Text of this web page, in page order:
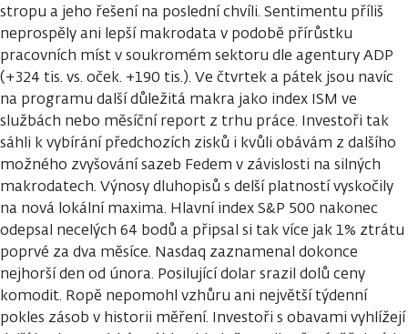
stropu a jeho řešení na poslední chvíli. Sentimentu příliš
neprospěly ani lepší makrodata v podobě přírůstku
pracovních míst v soukromém sektoru dle agentury ADP
(+324 tis. vs. oček. +190 tis.). Ve čtvrtek a pátek jsou navíc
na programu další důležitá makra jako index ISM ve
službách nebo měsíční report z trhu práce. Investoři tak
sáhli k vybírání předchozích zisků i kvůli obávám z dalšího
možného zvyšování sazeb Fedem v závislosti na silných
makrodatech. Výnosy dluhopisů s delší platností vyskočily
na nová lokální maxima. Hlavní index S&P 500 nakonec
odepsal necelých 64 bodů a připsal si tak více jak 1% ztrátu
poprvé za dva měsíce. Nasdaq zaznamenal dokonce
nejhorší den od února. Posilující dolar srazil dolů ceny
komodit. Ropě nepomohl vzhůru ani největší týdenní
pokles zásob v historii měření. Investoři s obavami vyhlížejí